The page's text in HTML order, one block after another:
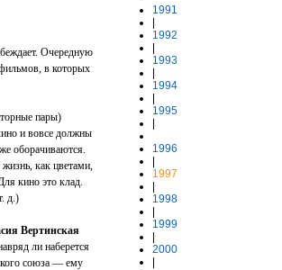
Очередную
в которых
пары)
и вовсе должны
оборачиваются.
как цветами,
кино это клад.
д.)
Вертинская
ли наберется
союза — ему
1991
1992
1993
1994
1995
1996
1997
1998
1999
2000